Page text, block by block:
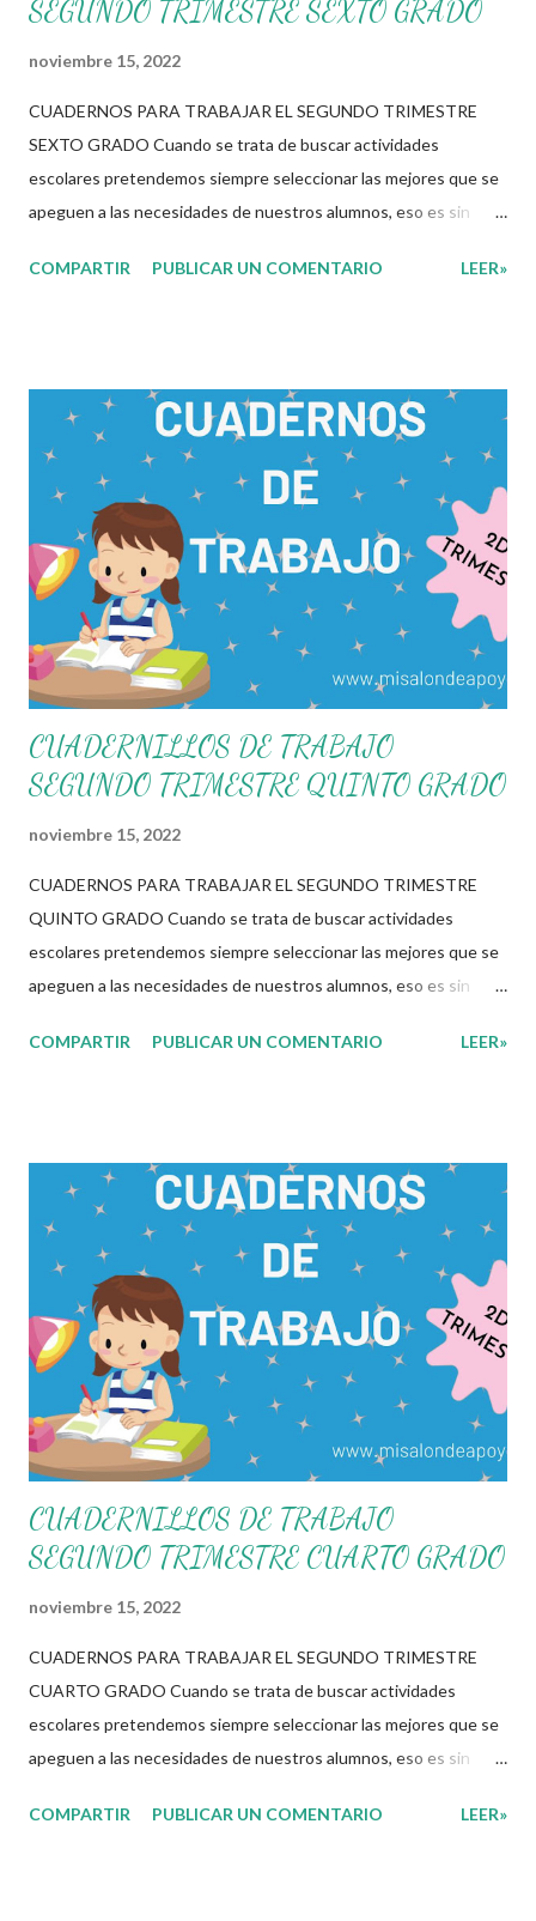
SEGUNDO TRIMESTRE SEXTO GRADO
noviembre 15, 2022
CUADERNOS PARA TRABAJAR EL SEGUNDO TRIMESTRE
SEXTO GRADO Cuando se trata de buscar actividades
escolares pretendemos siempre seleccionar las mejores que se
apeguen a las necesidades de nuestros alumnos, eso es sin
tiene que pasar para poder brindar una educación de calidad. Los
por eso que en esta ocasión les compartimos los siguientes
cuadernos para trabajar el segundo trimestre de este presente
ciclo escolar, dicho archivo cuenta con diferentes actividades
específicamente diseñadas para atender y lograr los
aprendizajes esperados de cada tema de las diferentes
asignaturas del grado correspondiente. Si bien estos materiales
solo son una opción mas a las diferentes estrategias y
herramientas que cada docente cuenta, recordemos que
ustedes tien...
COMPARTIR PUBLICAR UN COMENTARIO LEER»
CUADERNILLOS DE TRABAJO
SEGUNDO TRIMESTRE QUINTO GRADO
noviembre 15, 2022
CUADERNOS PARA TRABAJAR EL SEGUNDO TRIMESTRE
QUINTO GRADO Cuando se trata de buscar actividades
escolares pretendemos siempre seleccionar las mejores que se
apeguen a las necesidades de nuestros alumnos, eso es sin
tiene que pasar para poder brindar una educación de calidad. Los
por eso que en esta ocasión les compartimos los siguientes
cuadernos para trabajar el segundo trimestre de este presente
ciclo escolar, dicho archivo cuenta con diferentes actividades
específicamente diseñadas para atender y lograr los
aprendizajes esperados de cada tema de las diferentes
asignaturas del grado correspondiente. Si bien estos materiales
solo son una opción mas a las diferentes estrategias y
herramientas que cada docente cuenta, recordemos que
ustedes tie...
COMPARTIR PUBLICAR UN COMENTARIO LEER»
CUADERNILLOS DE TRABAJO
SEGUNDO TRIMESTRE CUARTO GRADO
noviembre 15, 2022
CUADERNOS PARA TRABAJAR EL SEGUNDO TRIMESTRE
CUARTO GRADO Cuando se trata de buscar actividades
escolares pretendemos siempre seleccionar las mejores que se
apeguen a las necesidades de nuestros alumnos, eso es sin
tiene que pasar para poder brindar una educación de calidad. Los
COMPARTIR PUBLICAR UN COMENTARIO LEER»